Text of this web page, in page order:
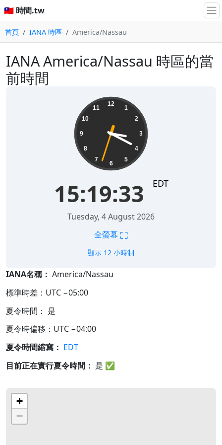
🇹🇼 時間.tw
首頁 IANA 時區 America/Nassau
IANA America/Nassau 時區的當
前時間
12
1
2
3
4
5
6
7
8
9
10
11
15:19:33 EDT
Tuesday, 4 August 2026
全螢幕 ⛶
顯示 12 小時制
IANA名稱： America/Nassau
標準時差：UTC −05:00
夏令時間： 是
夏令時偏移：UTC −04:00
夏令時間縮寫： EDT
目前正在實行夏令時間： 是 ✅
+
−